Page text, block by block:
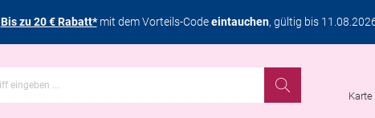
Bis zu 20 € Rabatt*mit dem Vorteils-Codeeintauchen, gültig bis